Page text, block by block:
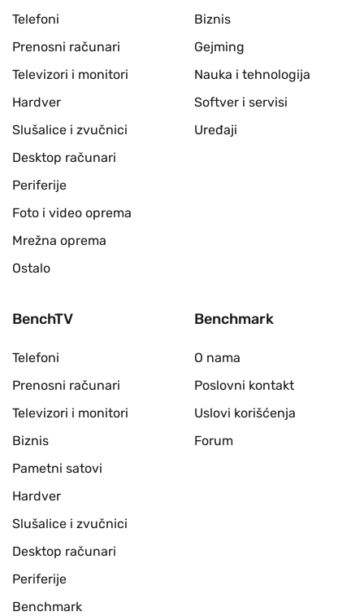
Telefoni
Prenosni računari
Televizori i monitori
Hardver
Slušalice i zvučnici
Desktop računari
Periferije
Foto i video oprema
Mrežna oprema
Ostalo
Biznis
Gejming
Nauka i tehnologija
Softver i servisi
Uređaji
BenchTV
Telefoni
Prenosni računari
Televizori i monitori
Biznis
Pametni satovi
Hardver
Slušalice i zvučnici
Desktop računari
Periferije
Benchmark
Benchmark
O nama
Poslovni kontakt
Uslovi korišćenja
Forum